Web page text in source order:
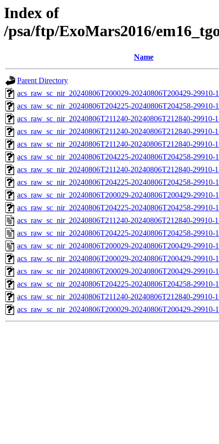
Index of
/psa/ftp/ExoMars2016/
Name
Parent Directory
acs_raw_sc_nir_20240806T200029-20240806T200429-
acs_raw_sc_nir_20240806T204225-20240806T204258-
acs_raw_sc_nir_20240806T211240-20240806T212840-29910-
acs_raw_sc_nir_20240806T211240-20240806T212840-29910-
acs_raw_sc_nir_20240806T211240-20240806T212840-29910-
acs_raw_sc_nir_20240806T204225-20240806T204258-29910-
acs_raw_sc_nir_20240806T211240-20240806T212840-29910-
acs_raw_sc_nir_20240806T204225-20240806T204258-29910-
acs_raw_sc_nir_20240806T200029-20240806T200429-29910-
acs_raw_sc_nir_20240806T204225-20240806T204258-29910-
acs_raw_sc_nir_20240806T211240-20240806T212840-29910-
acs_raw_sc_nir_20240806T204225-20240806T204258-29910-
acs_raw_sc_nir_20240806T200029-20240806T200429-29910-
acs_raw_sc_nir_20240806T200029-20240806T200429-29910-
acs_raw_sc_nir_20240806T200029-20240806T200429-29910-
acs_raw_sc_nir_20240806T204225-20240806T204258-29910-
acs_raw_sc_nir_20240806T211240-20240806T212840-29910-
acs_raw_sc_nir_20240806T200029-20240806T200429-29910-